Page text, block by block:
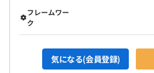
フレームワー
ク
気になる(会員登録)